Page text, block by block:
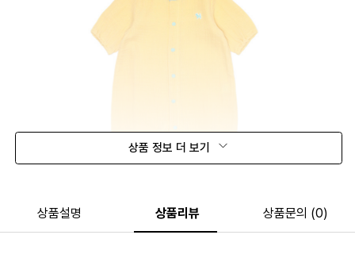
상품 정보 더 보기
상품설명 상품리뷰 상품문의 (0)